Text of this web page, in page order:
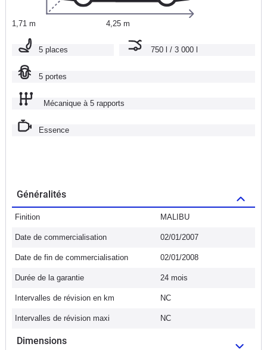
1,71 m 4,25 m
5 places 750 l / 3 000 l
5 portes
Mécanique à 5 rapports
Essence
Généralités
Finition MALIBU
Date de commercialisation 02/01/2007
Date de fin de commercialisation 02/01/2008
Durée de la garantie 24 mois
Intervalles de révision en km NC
Intervalles de révision maxi NC
Dimensions